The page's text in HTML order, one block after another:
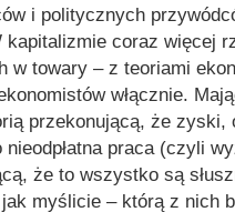
i politycznych
kapitalizmie coraz więcej
w towary – z teoriami
włącznie.
przekonującą, że zyski,
praca (czyli
że to wszystko są
jak myślicie – którą z nich